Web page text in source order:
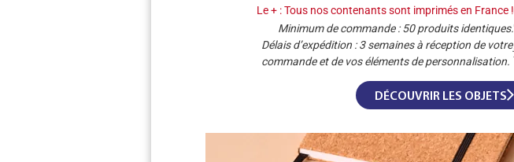
Le + : Tous nos contenants sont imprimés en France !
Minimum de commande : 50 produits identiques.
Délais d’expédition : 3 semaines à réception de votre
commande et de vos éléments de personnalisation.
DÉCOUVRIR LES OBJETS